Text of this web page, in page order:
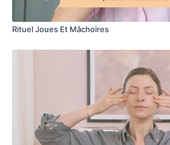
Rituel Joues Et Mâchoires